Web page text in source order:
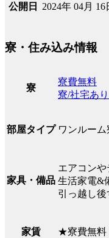
公開日 2024年 04月 16
寮・住み込み情報
寮
寮費無料
寮/社宅あ
部屋タイプ ワンルー
家具・備品
エアコン
生活家電&
引っ越し後
家賃 ★寮費無料